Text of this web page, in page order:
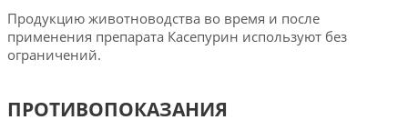
Продукцию животноводства во время и после
применения препарата Касепурин используют без
ограничений.
ПРОТИВОПОКАЗАНИЯ